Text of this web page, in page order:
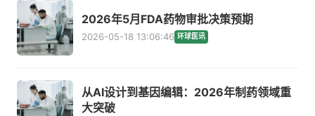
2026年5月FDA药物审批决策预期
2026-05-18 13:06:46 环球医讯
从AI设计到基因编辑：2026年制药领域重
大突破